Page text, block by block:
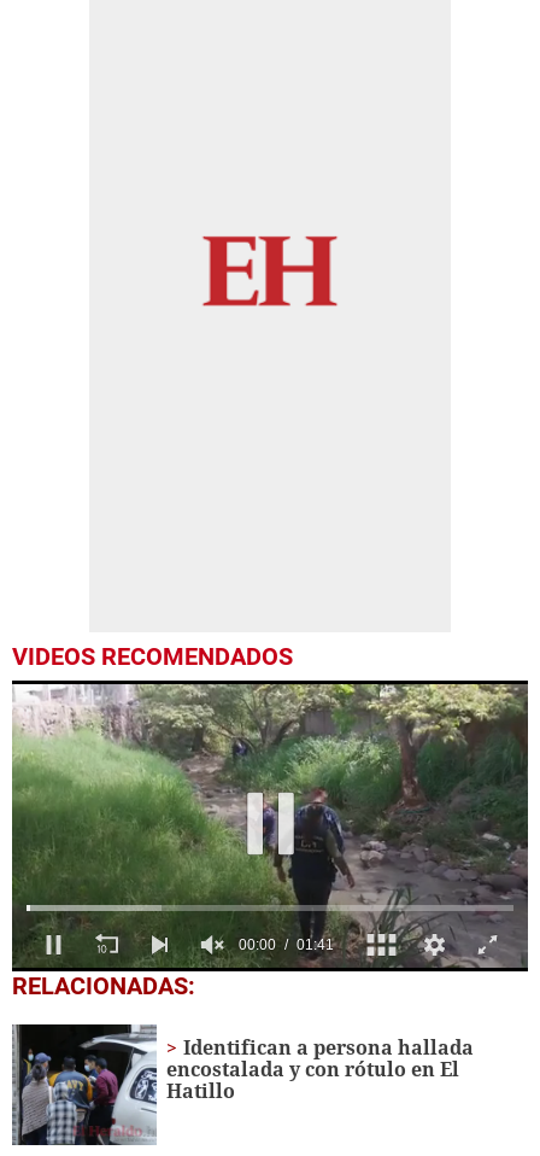
VIDEOS RECOMENDADOS
0
seconds
1
minute,
41
seconds
RELACIONADAS:
Identifican a persona hallada
encostalada y con rótulo en El
Hatillo